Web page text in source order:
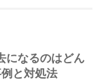
になるのはどん
と対処法